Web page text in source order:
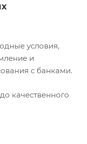
условия,
и
с банками.
качественного